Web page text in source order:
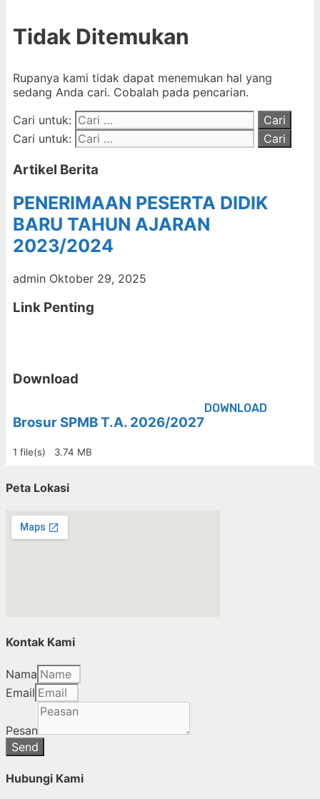
Tidak Ditemukan
Rupanya kami tidak dapat menemukan hal yang
sedang Anda cari. Cobalah pada pencarian.
Cari untuk:
Cari untuk:
Artikel Berita
PENERIMAAN PESERTA DIDIK
BARU TAHUN AJARAN
2023/2024
admin Oktober 29, 2025
Link Penting
Download
Brosur SPMB T.A. 2026/2027
1 file(s) 3.74 MB
DOWNLOAD
Peta Lokasi
Kontak Kami
Nama
Email
Pesan
Send
Hubungi Kami